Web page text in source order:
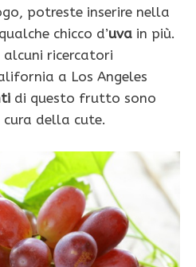
potreste inserire nella
chicco d’uva in più.
ricercatori
a Los Angeles
di questo frutto sono
della cute.